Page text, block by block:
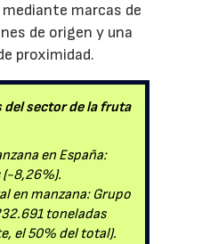
marcas de
de origen y una
proximidad.
del sector de la fruta
en España:
(-8,26%).
en manzana: Grupo
toneladas
el 50% del total).